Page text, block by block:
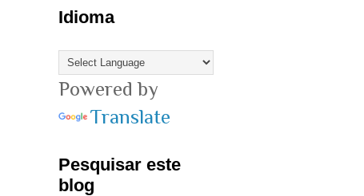
Idioma
Powered by
Translate
Pesquisar este
blog